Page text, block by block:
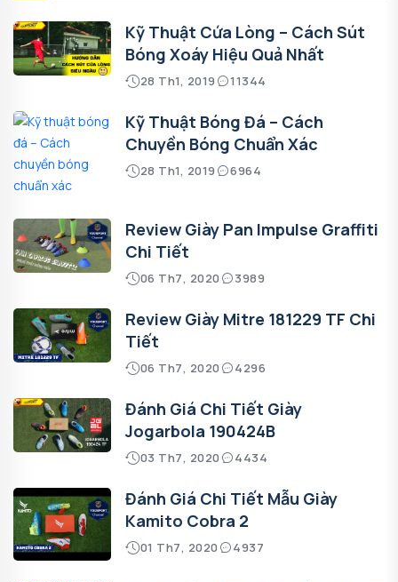
Kỹ Thuật Cứa Lòng – Cách Sút
Bóng Xoáy Hiệu Quả Nhất
28 Th1, 2019 11344
Kỹ Thuật Bóng Đá – Cách
Chuyền Bóng Chuẩn Xác
28 Th1, 2019 6964
Review Giày Pan Impulse Graffiti
Chi Tiết
06 Th7, 2020 3989
Review Giày Mitre 181229 TF Chi
Tiết
06 Th7, 2020 4296
Đánh Giá Chi Tiết Giày
Jogarbola 190424B
03 Th7, 2020 4434
Đánh Giá Chi Tiết Mẫu Giày
Kamito Cobra 2
01 Th7, 2020 4937